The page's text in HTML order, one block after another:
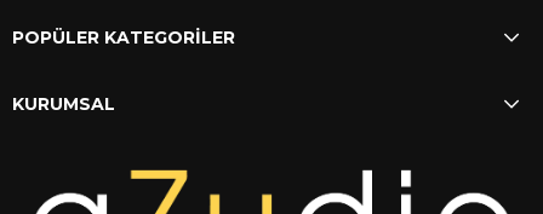
POPÜLER KATEGORİLER
KURUMSAL